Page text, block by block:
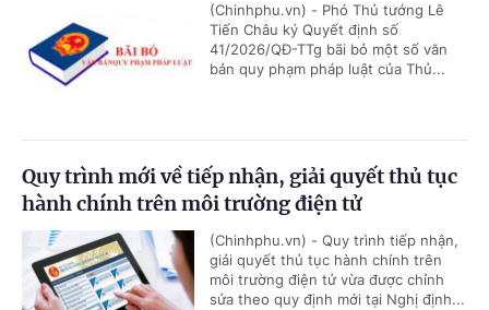
(Chinhphu.vn) - Phó Thủ tướng Lê
Tiến Châu ký Quyết định số
41/2026/QĐ-TTg bãi bỏ một số văn
bản quy phạm pháp luật của Thủ...
Quy trình mới về tiếp nhận, giải quyết thủ tục
hành chính trên môi trường điện tử
(Chinhphu.vn) - Quy trình tiếp nhận,
giải quyết thủ tục hành chính trên
môi trường điện tử vừa được chỉnh
sửa theo quy định mới tại Nghị định...